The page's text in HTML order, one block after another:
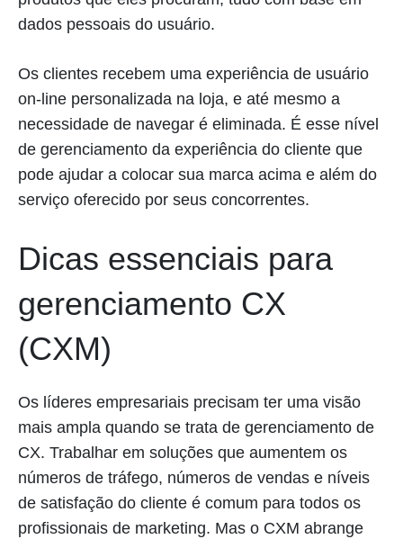
dados pessoais do usuário.
Os clientes recebem uma experiência de usuário
on-line personalizada na loja, e até mesmo a
necessidade de navegar é eliminada. É esse nível
de gerenciamento da experiência do cliente que
pode ajudar a colocar sua marca acima e além do
serviço oferecido por seus concorrentes.
Dicas essenciais para
gerenciamento CX
(CXM)
Os líderes empresariais precisam ter uma visão
mais ampla quando se trata de gerenciamento de
CX. Trabalhar em soluções que aumentem os
números de tráfego, números de vendas e níveis
de satisfação do cliente é comum para todos os
profissionais de marketing. Mas o CXM abrange